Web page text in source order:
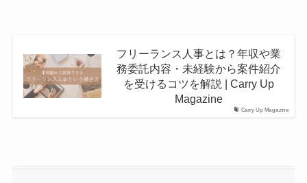
Carry Up Magazine
フリーランス人事とは？年収や業
務委託内容・未経験から案件紹介
を受けるコツを解説 | Carry Up
Magazine